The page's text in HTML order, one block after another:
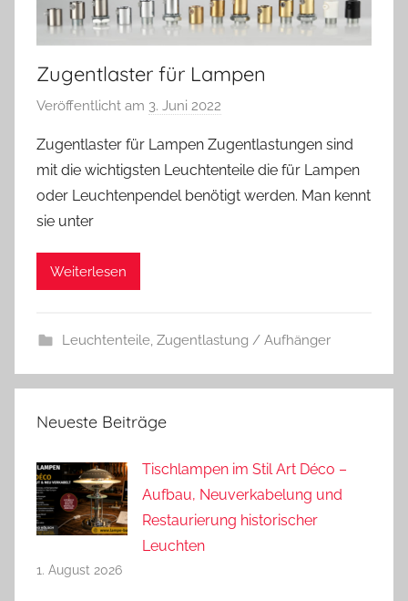
Zugentlaster für Lampen
Veröffentlicht am 3. Juni 2022
n
A
n
Zugentlaster für Lampen Zugentlastungen sind
mit die wichtigsten Leuchtenteile die für Lampen
oder Leuchtenpendel benötigt werden. Man kennt
sie unter
Weiterlesen
Leuchtenteile, Zugentlastung / Aufhänger
Neueste Beiträge
Tischlampen im Stil Art Déco –
Aufbau, Neuverkabelung und
Restaurierung historischer
Leuchten
1. August 2026